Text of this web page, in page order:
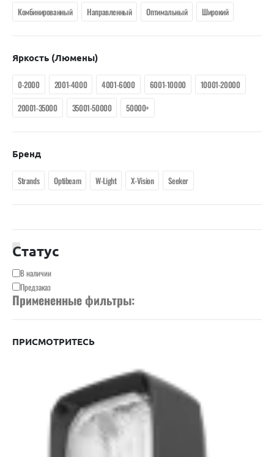
Комбинированный Направленный Оптимальный Широкий
Яркость (люмены)
0-2000 2001-4000 4001-6000 6001-10000
10001-20000
20001-35000
35001-50000 50000+
Бренд
Strands Optibeam W-Light X-Vision Seeker
Статус
Доступность
В наличии
Предзаказ
Примененные фильтры:
ПРИСМОТРИТЕСЬ